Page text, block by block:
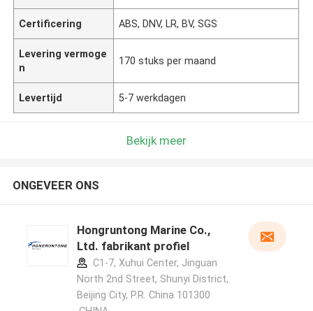
Certificering ABS, DNV, LR, BV, SGS
Levering vermoge
n
170 stuks per maand
Levertijd 5-7 werkdagen
Bekijk meer
ONGEVEER ONS
Hongruntong Marine Co.,
Ltd. fabrikant profiel
C1-7, Xuhui Center, Jinguan
North 2nd Street, Shunyi District,
Beijing City, P.R. China 101300